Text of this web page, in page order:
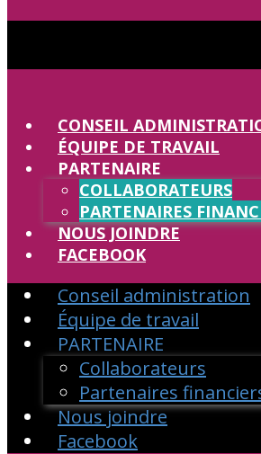
CONSEIL
ÉQUIPE DE TRAVAIL
PARTENAIRE
COLLABORATEURS
PARTENAIRES
NOUS JOINDRE
FACEBOOK
Conseil administration
Équipe de travail
PARTENAIRE
Collaborateurs
Partenaires
Nous joindre
Facebook